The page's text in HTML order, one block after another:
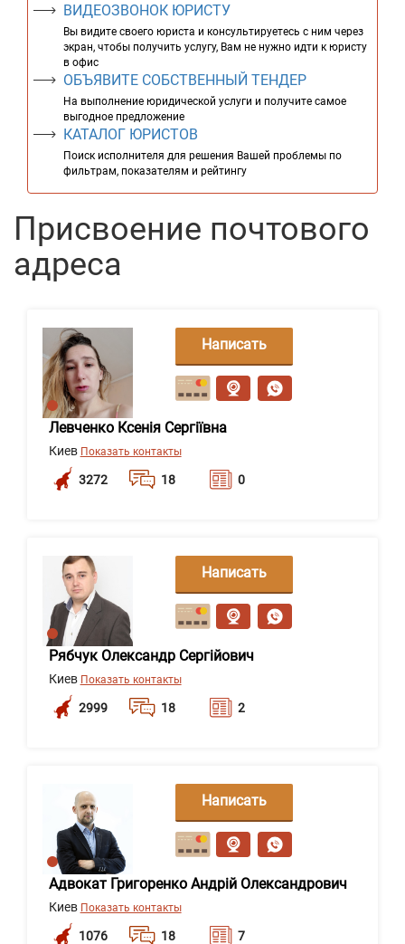
ВИДЕОЗВОНОК ЮРИСТУ
Вы видите своего юриста и консультируетесь с ним через
экран, чтобы получить услугу, Вам не нужно идти к юристу
в офис
ОБЪЯВИТЕ СОБСТВЕННЫЙ ТЕНДЕР
На выполнение юридической услуги и получите самое
выгодное предложение
КАТАЛОГ ЮРИСТОВ
Поиск исполнителя для решения Вашей проблемы по
фильтрам, показателям и рейтингу
Присвоение почтового
адреса
Левченко Ксенія Сергіївна
Киев Показать контакты
3272 18 0
Написать
сообщение
Рябчук Олександр Сергійович
Киев Показать контакты
2999 18 2
Написать
сообщение
Адвокат Григоренко Андрій Олександрович
Киев Показать контакты
1076 18 7
Написать
сообщение